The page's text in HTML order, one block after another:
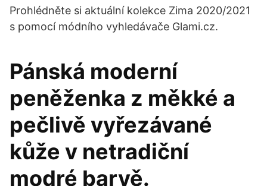
Prohlédněte si aktuální kolekce Zima 2020/2021
s pomocí módního vyhledávače Glami.cz.
Pánská moderní
peněženka z měkké a
pečlivě vyřezávané
kůže v netradiční
modré barvě.